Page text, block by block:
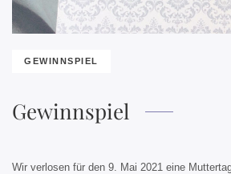
GEWINNSPIEL
Gewinnspiel
Wir verlosen für den 9. Mai 2021 eine